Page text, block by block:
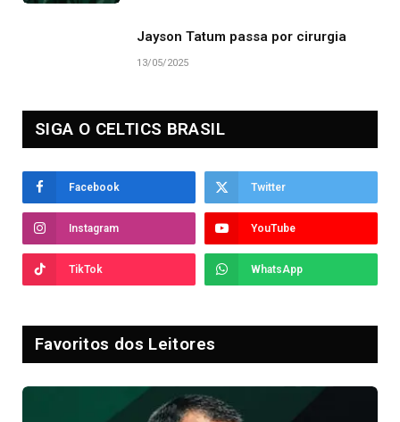
Jayson Tatum passa por cirurgia
13/05/2025
SIGA O CELTICS BRASIL
Facebook Twitter
Instagram YouTube
TikTok WhatsApp
Favoritos dos Leitores